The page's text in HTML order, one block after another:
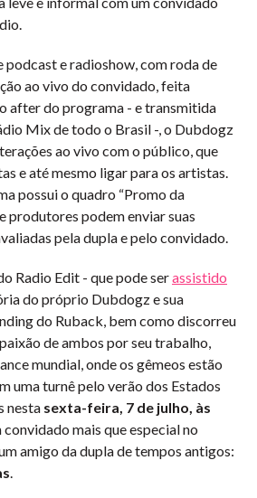
podcast e radioshow, com roda de
ao vivo do convidado, feita
after do programa - e transmitida
Mix de todo o Brasil -, o Dubdogz
ao vivo com o público, que
e até mesmo ligar para os artistas.
possui o quadro “Promo da
e produtores podem enviar suas
pela dupla e pelo convidado.
Radio Edit - que pode serassistido
do próprio Dubdogz e sua
do Ruback, bem como discorreu
de ambos por seu trabalho,
mundial, onde os gêmeos estão
uma turnê pelo verão dos Estados
nesta sexta-feira, 7 de julho, às
convidado mais que especial no
amigo da dupla de tempos antigos:
.